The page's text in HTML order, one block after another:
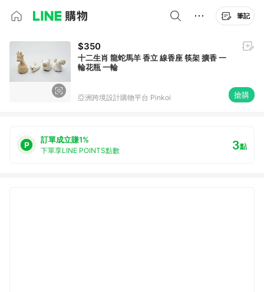
筆記
$350
十二生肖 龍蛇馬羊 香立 線香座 筷架 擴香 一
輪花瓶 一輪
亞洲跨境設計購物平台 Pinkoi 搶購
訂單成立賺1%
下單享LINE POINTS點數 3點